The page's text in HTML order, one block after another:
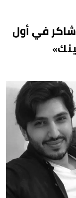
في أول